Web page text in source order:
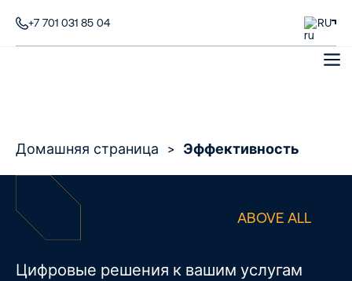
+7 701 031 85 04 RU
Домашняя страница > Эффективность
ABOVE ALL
Цифровые решения к вашим услугам